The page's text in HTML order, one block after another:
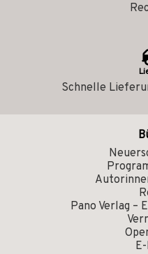
Schnelle
Pano Verlag –